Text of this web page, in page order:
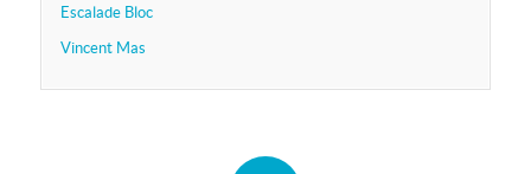
Escalade Bloc
Vincent Mas